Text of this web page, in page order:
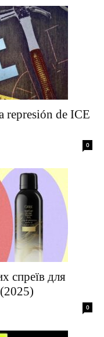
represión de ICE
0
спреїв для
0